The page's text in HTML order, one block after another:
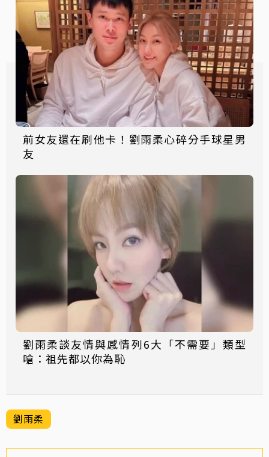
前女友還在刷他卡！劉雨柔心碎分手球星男
友
劉雨柔談友情與感情列6大「不需要」類型
嗆：祖先都以你為恥
劉雨柔